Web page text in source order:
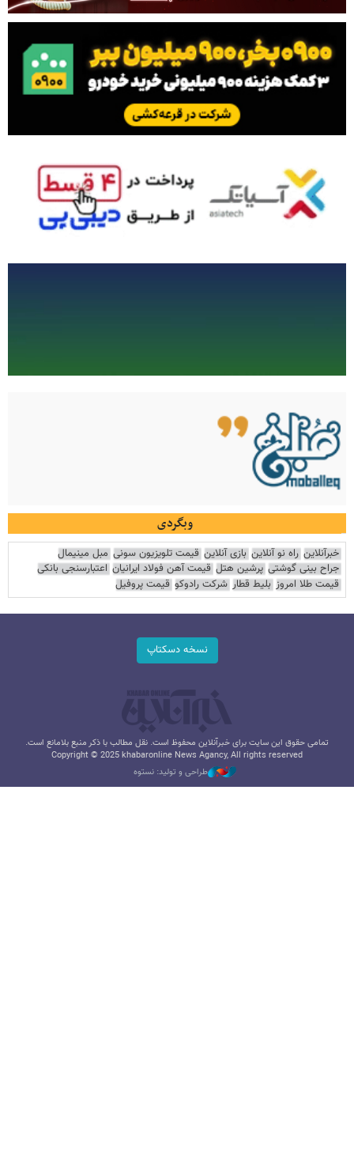
وبگردی
خبرآنلاین راه نو آنلاین بازی آنلاین قیمت تلویزیون سونی مبل مینیمال
جراح بینی گوشتی پرشین هتل قیمت آهن فولاد ایرانیان اعتبارسنجی بانکی
قیمت طلا امروز بلیط قطار شرکت رادوکو قیمت پروفیل
نسخه دسکتاپ
تمامی حقوق این سایت برای خبرآنلاین محفوظ است. نقل مطالب با ذکر منبع بلامانع است.
Copyright © 2025 khabaronline News Agancy, All rights reserved
طراحی و تولید: نستوه